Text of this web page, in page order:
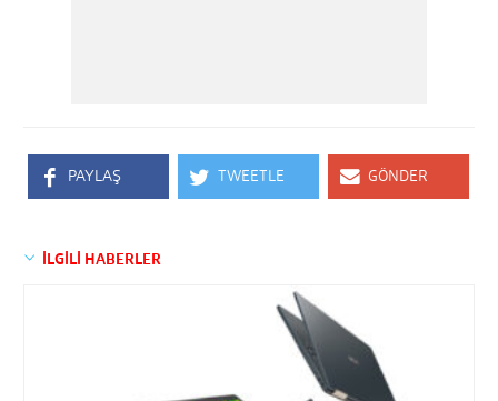
PAYLAŞ TWEETLE GÖNDER
İLGİLİ HABERLER